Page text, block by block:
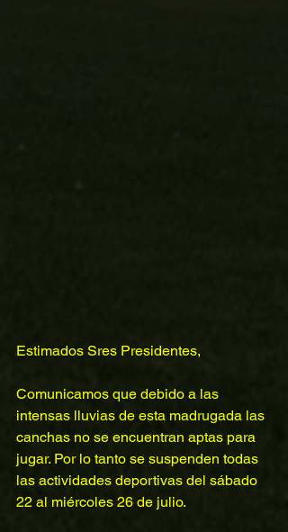
Estimados Sres Presidentes,
Comunicamos que debido a las
intensas lluvias de esta madrugada las
canchas no se encuentran aptas para
jugar. Por lo tanto se suspenden todas
las actividades deportivas del sábado
22 al miércoles 26 de julio.